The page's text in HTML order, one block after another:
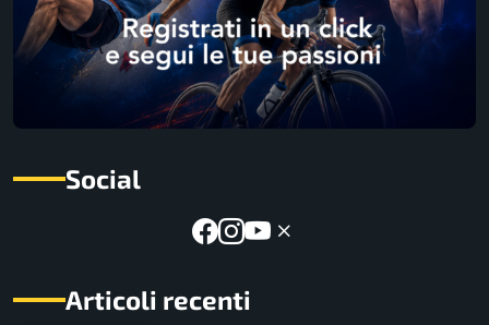
Social
Articoli recenti